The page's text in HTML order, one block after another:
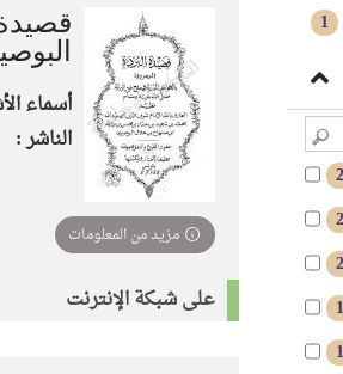
أسماء
الناشر :
مزيد من المعلومات
على شبكة الإنترنت
1
2
2
2
1
1